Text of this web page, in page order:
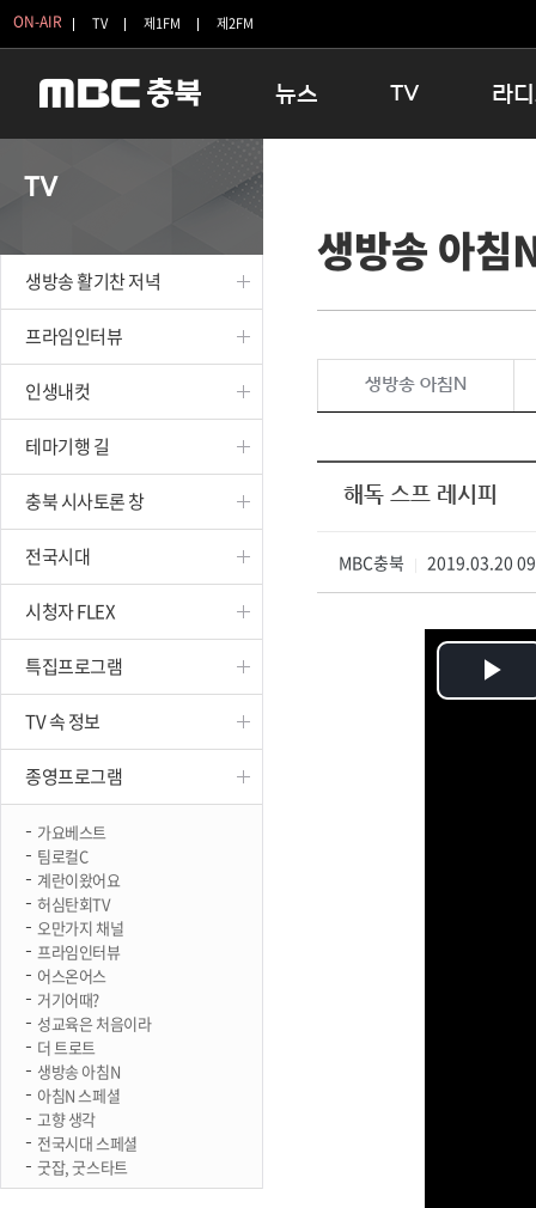
ON-AIR TV 제1FM 제2FM
뉴스
보은
옥천
TV
인생내컷
테마기행 길
시청자 FLEX
특집프로그램
종영프로그램
라
16:00
우리 고
TV
생방송 활기찬 저녁
프라임인터뷰
인생내컷
테마기행 길
충북 시사토론 창
전국시대
시청자 FLEX
특집프로그램
TV 속 정보
종영프로그램
가요베스트
팀로컬C
계란이왔어요
허심탄회TV
오만가지 채널
프라임인터뷰
어스온어스
거기어때?
성교육은 처음이라
더 트로트
생방송 아침N
아침N 스페셜
고향 생각
전국시대 스페셜
굿잡, 굿스타트
생방송 아침
생방송 아침N
해독 스프 레시피
MBC충북 2019.03.20